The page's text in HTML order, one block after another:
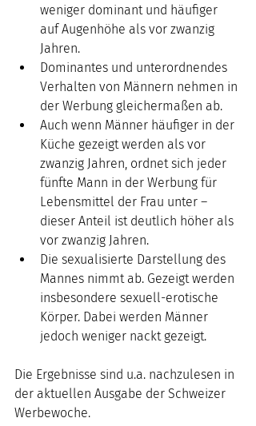
weniger dominant und häufiger
auf Augenhöhe als vor zwanzig
Jahren.
Dominantes und unterordnendes
Verhalten von Männern nehmen in
der Werbung gleichermaßen ab.
Auch wenn Männer häufiger in der
Küche gezeigt werden als vor
zwanzig Jahren, ordnet sich jeder
fünfte Mann in der Werbung für
Lebensmittel der Frau unter –
dieser Anteil ist deutlich höher als
vor zwanzig Jahren.
Die sexualisierte Darstellung des
Mannes nimmt ab. Gezeigt werden
insbesondere sexuell-erotische
Körper. Dabei werden Männer
jedoch weniger nackt gezeigt.
Die Ergebnisse sind u.a. nachzulesen in
der aktuellen Ausgabe der Schweizer
Werbewoche.